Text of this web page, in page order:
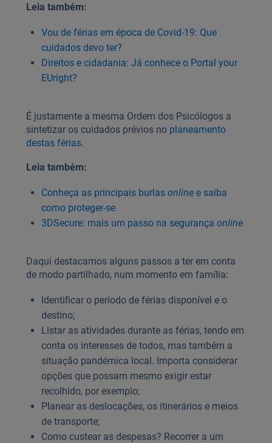
Leia também:
Vou de férias em época de Covid-19: Que
cuidados devo ter?
Direitos e cidadania: Já conhece o Portal your
EUright?
É justamente a mesma Ordem dos Psicólogos a
sintetizar os cuidados prévios no planeamento
destas férias.
Leia também:
Conheça as principais burlas onlinee saiba
como proteger-se
3DSecure: mais um passo na segurança online
Daqui destacamos alguns passos a ter em conta
de modo partilhado, num momento em família:
Identificar o período de férias disponível e o
destino;
Listar as atividades durante as férias, tendo em
conta os interesses de todos, mas também a
situação pandémica local. Importa considerar
opções que possam mesmo exigir estar
recolhido, por exemplo;
Planear as deslocações, os itinerários e meios
de transporte;
Como custear as despesas? Recorrer a um